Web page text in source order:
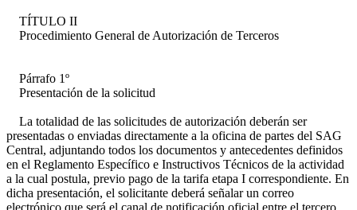
TÍTULO II
Procedimiento General de Autorización de Terceros
Párrafo 1º
Presentación de la solicitud
La totalidad de las solicitudes de autorización deberán ser
presentadas o enviadas directamente a la oficina de partes del SAG
Central, adjuntando todos los documentos y antecedentes definidos
en el Reglamento Específico e Instructivos Técnicos de la actividad
a la cual postula, previo pago de la tarifa etapa I correspondiente. En
dicha presentación, el solicitante deberá señalar un correo
electrónico que será el canal de notificación oficial entre el tercero